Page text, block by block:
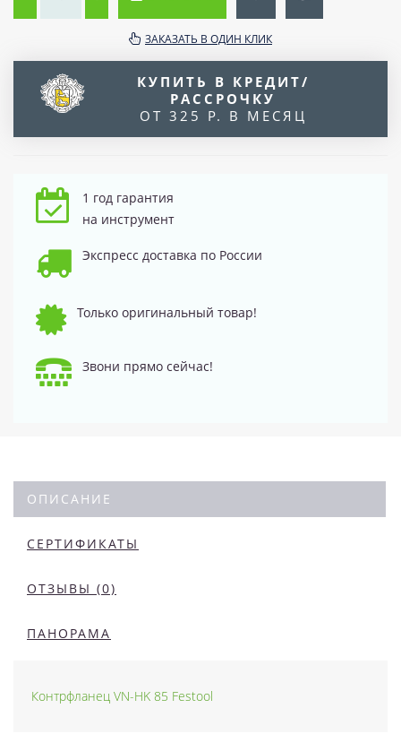
ЗАКАЗАТЬ В ОДИН КЛИК
КУПИТЬ В КРЕДИТ/
РАССРОЧКУ
ОТ 325 Р. В МЕСЯЦ
1 год гарантия
на инструмент
Экспресс доставка по России
Только оригинальный товар!
Звони прямо сейчас!
ОПИСАНИЕ
СЕРТИФИКАТЫ
ОТЗЫВЫ (0)
ПАНОРАМА
Контрфланец VN-HK 85 Festool